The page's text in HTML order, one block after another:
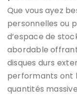
Que vous ayez
personnelles ou
d’espace de
abordable
disques durs
performants ont
quantités